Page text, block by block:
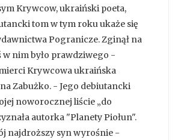
Krywcow, ukraiński poeta,
tom w tym roku ukaże się
Pogranicze. Zginął na
w nim było prawdziwego -
Krywcowa ukraińska
Zabużko. - Jego debiutancki
noworocznej liście „do
autorka "Planety Piołun".
najdroższy syn wyrośnie -